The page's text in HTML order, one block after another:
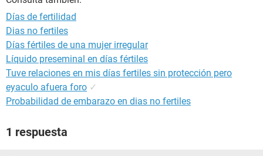
Días de fertilidad
Dias no fertiles
Días fértiles de una mujer irregular
Líquido preseminal en días fértiles
Tuve relaciones en mis días fertiles sin protección pero
eyaculo afuera foro ✓
Probabilidad de embarazo en dias no fertiles
1 respuesta